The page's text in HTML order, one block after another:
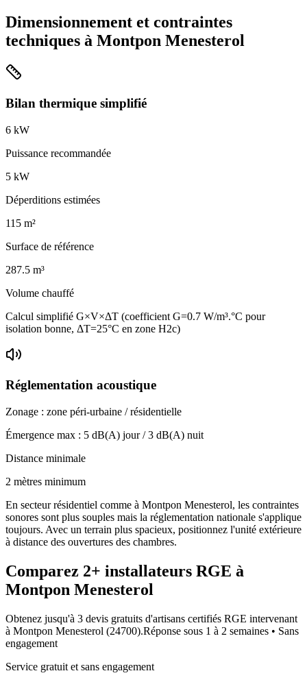
Dimensionnement et contraintes
techniques à Montpon Menesterol
Bilan thermique simplifié
6 kW
Puissance recommandée
5 kW
Déperditions estimées
115 m²
Surface de référence
287.5 m³
Volume chauffé
Calcul simplifié G×V×ΔT (coefficient G=0.7 W/m³.°C pour
isolation bonne, ΔT=25°C en zone H2c)
Réglementation acoustique
Zonage : zone péri-urbaine / résidentielle
Émergence max : 5 dB(A) jour /3 dB(A) nuit
Distance minimale
2 mètres minimum
En secteur résidentiel comme à Montpon Menesterol, les contraintes
sonores sont plus souples mais la réglementation nationale s'applique
toujours. Avec un terrain plus spacieux, positionnez l'unité extérieure
à distance des ouvertures des chambres.
Comparez 2+ installateurs RGE à
Montpon Menesterol
Obtenez jusqu'à 3 devis gratuits d'artisans certifiés RGE intervenant
à Montpon Menesterol (24700).Réponse sous 1 à 2 semaines • Sans
engagement
Service gratuit et sans engagement